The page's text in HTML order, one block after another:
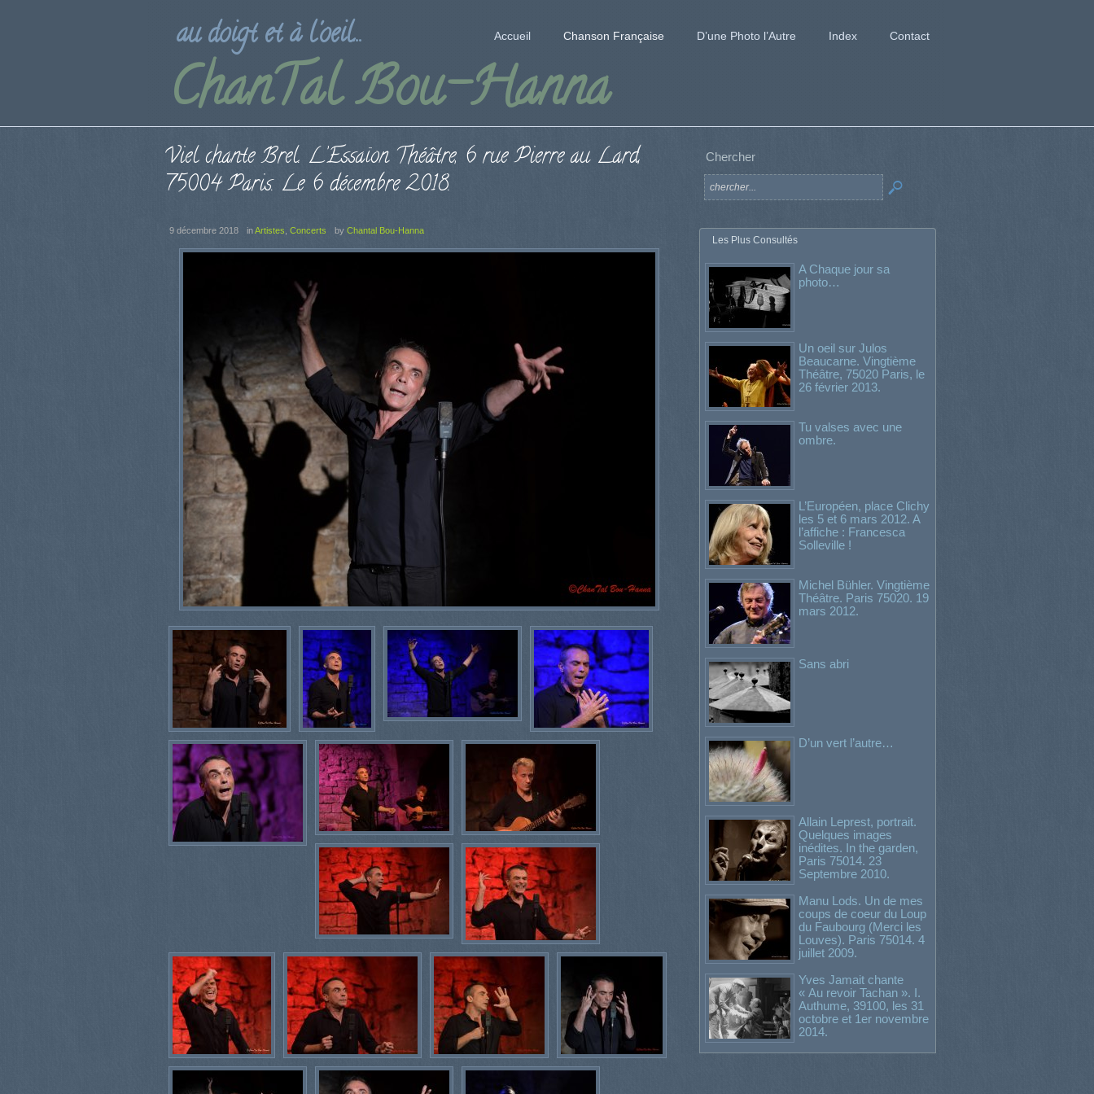
ChanTal Bou-Hanna
au doigt et à l'oeil... Accueil Chanson Française D’une Photo l’Autre Index Contact
Viel chante Brel. L’Essaïon Théâtre, 6 rue Pierre au Lard,
75004 Paris. Le 6 décembre 2018.
9 décembre 2018 inArtistes, Concerts by Chantal Bou-Hanna
Chercher
Les Plus Consultés
A Chaque jour sa
photo…
Un oeil sur Julos
Beaucarne. Vingtième
Théâtre, 75020 Paris, le
26 février 2013.
Tu valses avec une
ombre.
L’Européen, place Clichy
les 5 et 6 mars 2012. A
l’affiche : Francesca
Solleville !
Michel Bühler. Vingtième
Théâtre. Paris 75020. 19
mars 2012.
Sans abri
D’un vert l’autre…
Allain Leprest, portrait.
Quelques images
inédites. In the garden,
Paris 75014. 23
Septembre 2010.
Manu Lods. Un de mes
coups de coeur du Loup
du Faubourg (Merci les
Louves). Paris 75014. 4
juillet 2009.
Yves Jamait chante
« Au revoir Tachan ». I.
Authume, 39100, les 31
octobre et 1er novembre
2014.